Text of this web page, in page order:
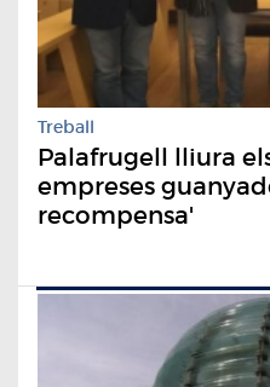
Treball
Palafrugell lliura
empreses
recompensa'